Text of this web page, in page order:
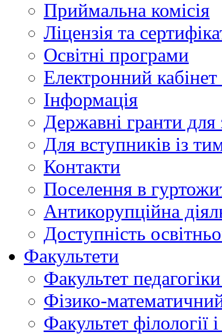
Приймальна комісія
Ліцензія та
Освітні програми
Електронний
Інформація
Державні гранти для
Для вступників із
Контакти
Поселення в
Антикорупційна
Доступність
Факультети
Факультет
Фізико-
Факультет філології